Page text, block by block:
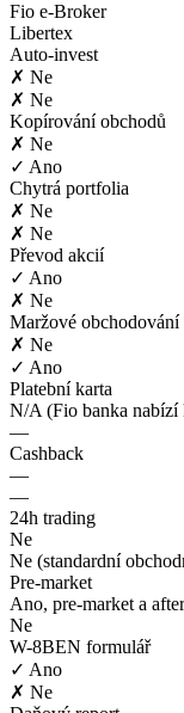
Fio e-Broker
Libertex
Auto-invest
✗ Ne
✗ Ne
Kopírování obchodů
✗ Ne
✓ Ano
Chytrá portfolia
✗ Ne
✗ Ne
Převod akcií
✓ Ano
✗ Ne
Maržové obchodování
✗ Ne
✓ Ano
Platební karta
N/A (Fio banka nabízí
—
Cashback
—
—
24h trading
Ne
Ne (standardní
Pre-market
Ano, pre-market a
Ne
W-8BEN formulář
✓ Ano
✗ Ne